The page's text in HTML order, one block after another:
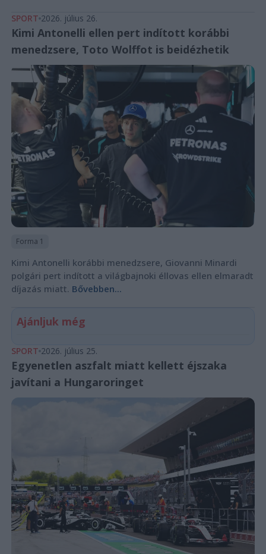
SPORT 2026. július 26.
Kimi Antonelli ellen pert indított korábbi
menedzsere, Toto Wolffot is beidézhetik
Forma 1
Kimi Antonelli korábbi menedzsere, Giovanni Minardi
polgári pert indított a világbajnoki éllovas ellen elmaradt
díjazás miatt. Bővebben...
Ajánljuk még
SPORT 2026. július 25.
Egyenetlen aszfalt miatt kellett éjszaka
javítani a Hungaroringet